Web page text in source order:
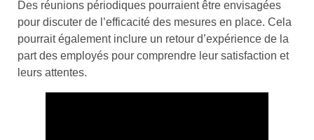
Des réunions périodiques pourraient être envisagées
pour discuter de l’efficacité des mesures en place. Cela
pourrait également inclure un retour d’expérience de la
part des employés pour comprendre leur satisfaction et
leurs attentes.